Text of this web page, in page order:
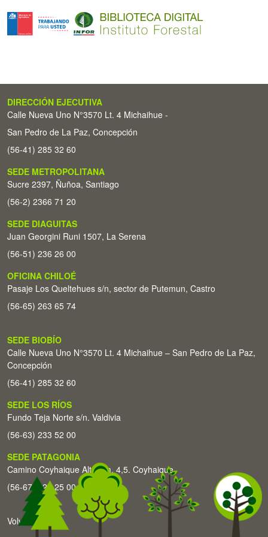
DIRECCIÓN EJECUTIVA
Calle Nueva Uno N°3570 Lt. 4 Michaihue -
San Pedro de La Paz, Concepción
(56-41) 285 32 60
SEDE METROPOLITANA
Sucre 2397, Ñuñoa, Santiago
(56-2) 2366 71 20
SEDE DIAGUITAS
Juan Georgini Runi 1507, La Serena
(56-51) 236 26 00
OFICINA CHILOÉ
Pasaje Los Queltehues s/n, sector de Putemun, Castro
(56-65) 263 65 74
SEDE BIOBÍO
Calle Nueva Uno N°3570 Lt. 4 Michaihue – San Pedro de La Paz,
Concepción
(56-41) 285 32 60
SEDE LOS RÍOS
Fundo Teja Norte s/n. Valdivia
(56-63) 233 52 00
SEDE PATAGONIA
Camino Coyhaique Alto Km. 4,5. Coyhaique
(56-67) 226 25 00
Volver arriba